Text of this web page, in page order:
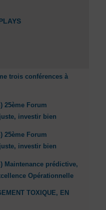
trois conférences à
25ème Forum
investir bien
25ème Forum
investir bien
Maintenance prédictive,
Opérationnelle
TOXIQUE, EN